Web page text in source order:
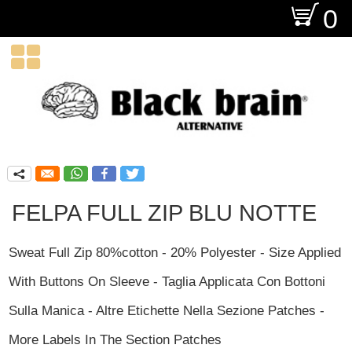
O 0

q
FELPA FULL ZIP BLU NOTTE
Sweat Full Zip 80%cotton - 20% Polyester - Size Applied
With Buttons On Sleeve - Taglia Applicata Con Bottoni
Sulla Manica - Altre Etichette Nella Sezione Patches -
More Labels In The Section Patches